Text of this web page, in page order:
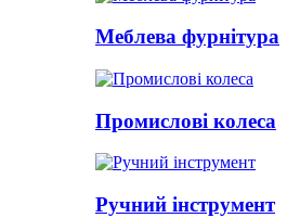
Меблева фурнітура
Промислові колеса
Ручний інструмент